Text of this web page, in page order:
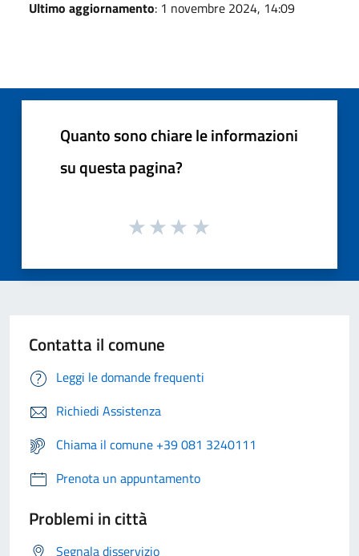
Ultimo aggiornamento: 1 novembre 2024, 14:09
Quanto sono chiare le informazioni
su questa pagina?
Contatta il comune
Leggi le domande frequenti
Richiedi Assistenza
Chiama il comune +39 081 3240111
Prenota un appuntamento
Problemi in città
Segnala disservizio